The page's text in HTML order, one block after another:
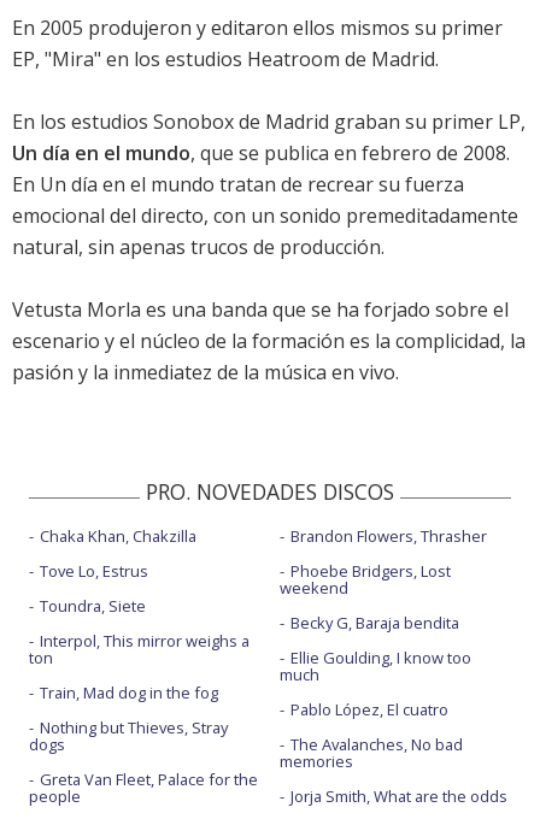
En 2005 produjeron y editaron ellos mismos su primer
EP, "Mira" en los estudios Heatroom de Madrid.
En los estudios Sonobox de Madrid graban su primer LP,
Un día en el mundo, que se publica en febrero de 2008.
En Un día en el mundo tratan de recrear su fuerza
emocional del directo, con un sonido premeditadamente
natural, sin apenas trucos de producción.
Vetusta Morla es una banda que se ha forjado sobre el
escenario y el núcleo de la formación es la complicidad, la
pasión y la inmediatez de la música en vivo.
PRO. NOVEDADES DISCOS
Chaka Khan, Chakzilla
Tove Lo, Estrus
Toundra, Siete
Interpol, This mirror weighs a
ton
Train, Mad dog in the fog
Nothing but Thieves, Stray
dogs
Greta Van Fleet, Palace for the
people
Brandon Flowers, Thrasher
Phoebe Bridgers, Lost
weekend
Becky G, Baraja bendita
Ellie Goulding, I know too
much
Pablo López, El cuatro
The Avalanches, No bad
memories
Jorja Smith, What are the odds